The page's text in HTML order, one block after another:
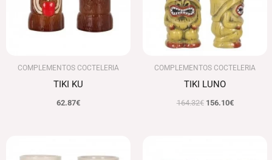
COMPLEMENTOS COCTELERIA
TIKI KU
62.87€
COMPLEMENTOS COCTELERIA
TIKI LUNO
164.32€ 156.10€